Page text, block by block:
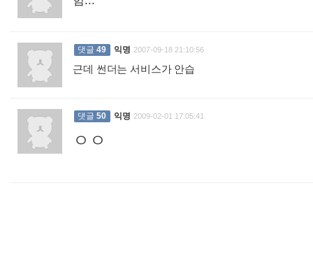
댓글 49 익명 2007-09-18 21:10:56
근데 썬더는 서비스가 안습
댓글 50 익명 2009-02-01 17:05:41
ㅇㅇ